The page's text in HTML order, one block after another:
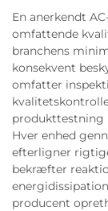
En anerkendt
omfattende
branchens
konsekvent
omfatter
produkttestning
Hver enhed
efterligner
bekræfter
producent